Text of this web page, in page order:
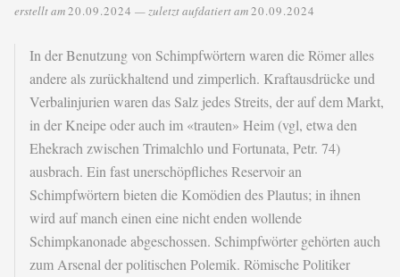
erstellt am20.09.2024 — zuletzt aufdatiert am20.09.2024
In der Benutzung von Schimpfwörtern waren die Römer alles
andere als zurückhaltend und zimperlich. Kraftausdrücke und
Verbalinjurien waren das Salz jedes Streits, der auf dem Markt,
in der Kneipe oder auch im «trauten» Heim (vgl, etwa den
Ehekrach zwischen Trimalchlo und Fortunata, Petr. 74)
ausbrach. Ein fast unerschöpfliches Reservoir an
Schimpfwörtern bieten die Komödien des Plautus; in ihnen
wird auf manch einen eine nicht enden wollende
Schimpkanonade abgeschossen. Schimpfwörter gehörten auch
zum Arsenal der politischen Polemik. Römische Politiker